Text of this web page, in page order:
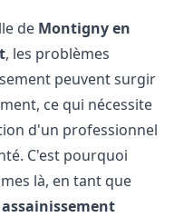
de Montigny en
, les problèmes
peuvent surgir
ce qui nécessite
d'un professionnel
C'est pourquoi
là, en tant que